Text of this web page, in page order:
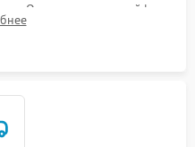
Отсоединение шлейфов
силовым платам, катушкам